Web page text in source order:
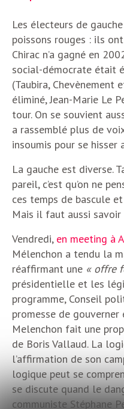
Les électeurs de
poissons rouges : ils
Chirac n’a gagné en
social-démocrate était
(Taubira, Chevènement
éliminé, Jean-Marie Le
tour. On se souvient
a rassemblé plus de
insoumis pour se hisser
La gauche est diverse.
pareil, c’est qu’on ne
ces temps de bascule
Mais il faut aussi savoir
Vendredi, en meeting à
Mélenchon a tendu la
réaffirmant une « offre
présidentielle et les
programme, Conseil
promesse de gouverner
Melenchon fait une
de Boris Vallaud. La
l’affirmation de son
logique peut se
se discute quand le
communiste Stéphane